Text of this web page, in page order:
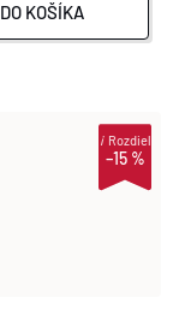
DO KOŠÍKA
–15 %
iRozdiel